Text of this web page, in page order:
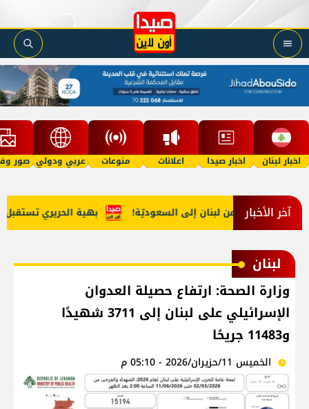
اخبار لبنان اخبار صيدا اعلانات منوعات عربي ودولي صور
آخر الأخبار بهية الحريري تستقبل مخدّرات من لبنان إلى السعوديّة!
لبنان
وزارة الصحة: ارتفاع حصيلة العدوان
الإسرائيلي على لبنان إلى 3711 شهيدًا
و11483 جريحًا
الخميس 11/حزيران/2026 - 05:10 م